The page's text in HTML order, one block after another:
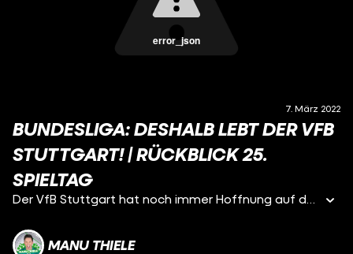
error_json
7. März 2022
BUNDESLIGA: DESHALB LEBT DER VFB
STUTTGART! | RÜCKBLICK 25.
SPIELTAG
Der VfB Stuttgart hat noch immer Hoffnung auf den Klassenerhalt. Auf die Gründe des Sieges gegen Borussia Mönchengladbach blicken wir im Bundesliga-Rückblick.
MANU THIELE